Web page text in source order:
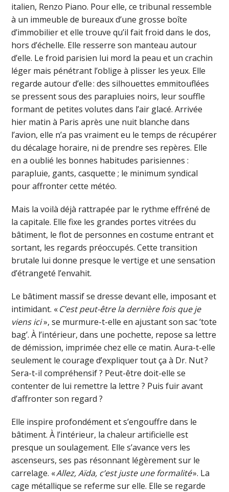
italien, Renzo Piano. Pour elle, ce tribunal ressemble
à un immeuble de bureaux d’une grosse boîte
d’immobilier et elle trouve qu’il fait froid dans le dos,
hors d’échelle. Elle resserre son manteau autour
d’elle. Le froid parisien lui mord la peau et un crachin
léger mais pénétrant l’oblige à plisser les yeux. Elle
regarde autour d’elle : des silhouettes emmitouflées
se pressent sous des parapluies noirs, leur souffle
formant de petites volutes dans l’air glacé. Arrivée
hier matin à Paris après une nuit blanche dans
l’avion, elle n’a pas vraiment eu le temps de récupérer
du décalage horaire, ni de prendre ses repères. Elle
en a oublié les bonnes habitudes parisiennes :
parapluie, gants, casquette ; le minimum syndical
pour affronter cette météo.
Mais la voilà déjà rattrapée par le rythme effréné de
la capitale. Elle fixe les grandes portes vitrées du
bâtiment, le flot de personnes en costume entrant et
sortant, les regards préoccupés. Cette transition
brutale lui donne presque le vertige et une sensation
d’étrangeté l’envahit.
Le bâtiment massif se dresse devant elle, imposant et
intimidant. «C’est peut-être la dernière fois que je
viens ici», se murmure-t-elle en ajustant son sac ‘tote
bag’. À l’intérieur, dans une pochette, repose sa lettre
de démission, imprimée chez elle ce matin. Aura-t-elle
seulement le courage d’expliquer tout ça à Dr. Nut ?
Sera-t-il compréhensif ? Peut-être doit-elle se
contenter de lui remettre la lettre ? Puis fuir avant
d’affronter son regard ?
Elle inspire profondément et s’engouffre dans le
bâtiment. À l’intérieur, la chaleur artificielle est
presque un soulagement. Elle s’avance vers les
ascenseurs, ses pas résonnant légèrement sur le
carrelage. «Allez, Aïda, c’est juste une formalité». La
cage métallique se referme sur elle. Elle se regarde